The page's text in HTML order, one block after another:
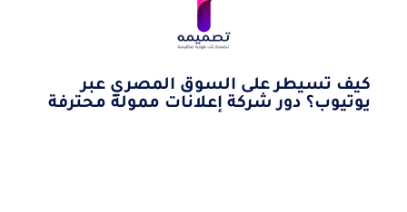
كيف تسيطر على السوق المصري عبر
يوتيوب؟ دور شركة إعلانات ممولة محترفة